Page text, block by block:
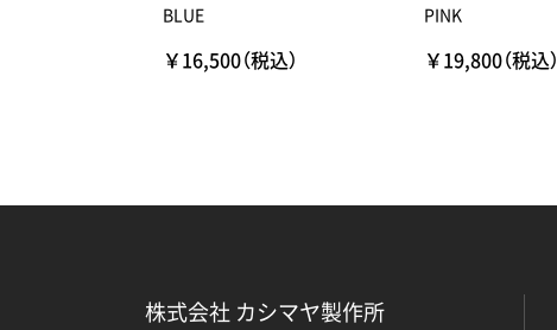
BLUE
￥16,500（税込）
PINK
￥19,800（税込）
株式会社 カシマヤ製作所